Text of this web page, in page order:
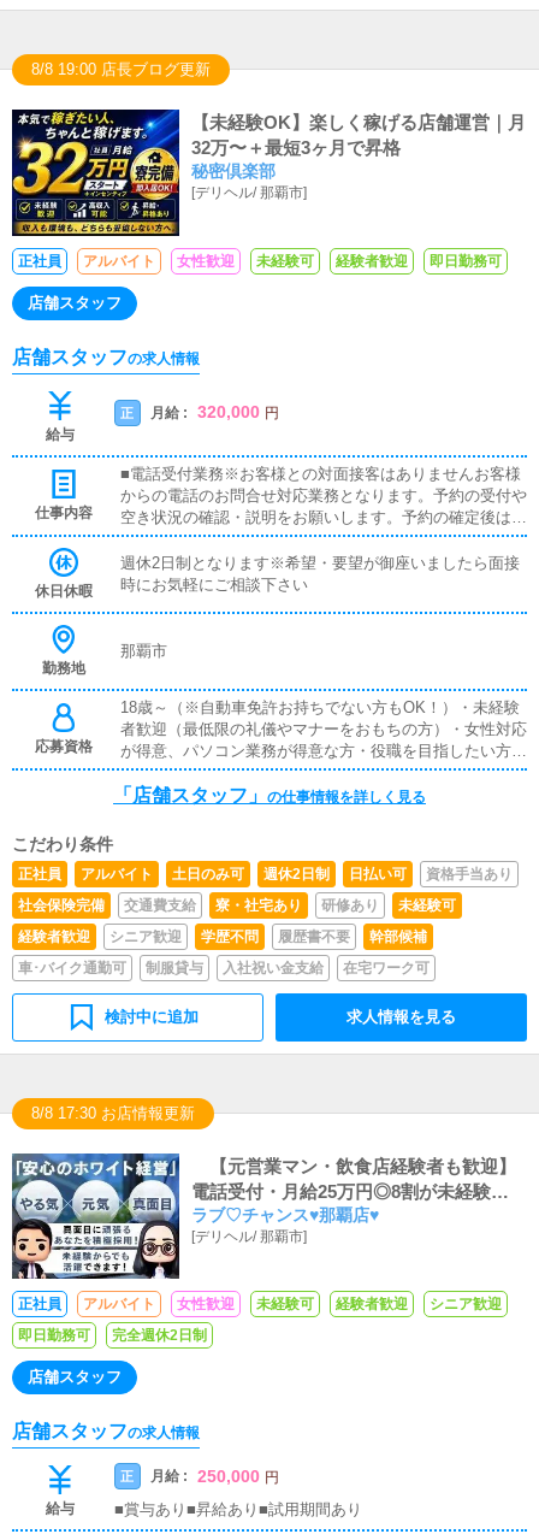
8/8 19:00 店長ブログ更新
【未経験OK】楽しく稼げる店舗運営｜月
32万〜＋最短3ヶ月で昇格
秘密倶楽部
[デリヘル/那覇市]
正社員 アルバイト 女性歓迎 未経験可 経験者歓迎 即日勤務可
店舗スタッフ
店舗スタッフの求人情報
給与
正 月給 : 320,000 円
仕事内容
■電話受付業務※お客様との対面接客はありませんお客様
からの電話のお問合せ対応業務となります。予約の受付や
空き状況の確認・説明をお願いします。予約の確定後はキ
ャストやドライバーに通達します。■PC更新業務ヘブンネ
ットを始めとするポータルサイトの更新作業を行います。
基本的なPC操作が出来ればすぐに慣れることが出来ま
ていただきます。
休日休暇
週休2日制となります※希望・要望が御座いましたら面接
時にお気軽にご相談下さい
勤務地
那覇市
応募資格
18歳～（※自動車免許お持ちでない方もOK！）・未経験
者歓迎（最低限の礼儀やマナーをおもちの方）・女性対応
が得意、パソコン業務が得意な方・役職を目指したい方・
収入を上げたい方・人として成長したい方にしっかりとし
た教育・指導を行いますので、スピーディに成長いただけ
「店舗スタッフ」 の仕事情報を詳しく見る
こだわり条件
正社員 アルバイト 土日のみ可 週休2日制 日払い可
資格手当あり
社会保険完備
交通費支給 寮・社宅あり 研修あり
未経験可
経験者歓迎
シニア歓迎 学歴不問 履歴書不要
幹部候補
車･バイク通勤可
制服貸与 入社祝い金支給 在宅ワーク可
検討中に追加 求人情報を見る
8/8 17:30 お店情報更新
【元営業マン・飲食店経験者も歓迎】
電話受付・月給25万円◎8割が未経験で入
社！スピード出世あり
ラブ♡チャンス♥那覇店♥
[デリヘル/那覇市]
正社員 アルバイト 女性歓迎 未経験可 経験者歓迎
シニア歓迎
即日勤務可
完全週休2日制
店舗スタッフ
店舗スタッフの求人情報
給与
正 月給 : 250,000 円
■賞与あり■昇給あり■試用期間あり